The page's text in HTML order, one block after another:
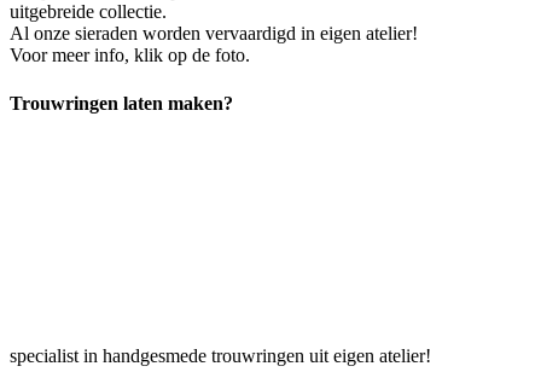
uitgebreide collectie.
Al onze sieraden worden vervaardigd in eigen atelier!
Voor meer info, klik op de foto.
Trouwringen laten maken?
specialist in handgesmede trouwringen uit eigen atelier!